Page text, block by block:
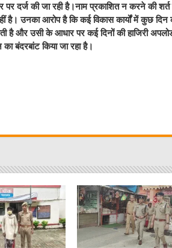
दर्ज की जा रही है।नाम प्रकाशित न करने की शर्त
है। उनका आरोप है कि कई विकास कार्यों में कुछ दिन
है और उसी के आधार पर कई दिनों की हाजिरी
बंदरबांट किया जा रहा है।